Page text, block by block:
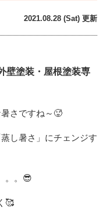
2021.08.28 (Sat) 更新
壁塗装・屋根塗装専
さですね～🥵
し暑さ」にチェンジす
。。😎
🥰